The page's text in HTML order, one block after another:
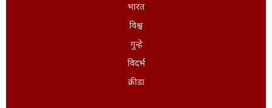
भारत
विश्व
गुन्हे
विदर्भ
क्रीडा